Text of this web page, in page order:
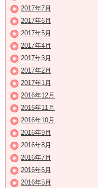
2017年7月
2017年6月
2017年5月
2017年4月
2017年3月
2017年2月
2017年1月
2016年12月
2016年11月
2016年10月
2016年9月
2016年8月
2016年7月
2016年6月
2016年5月